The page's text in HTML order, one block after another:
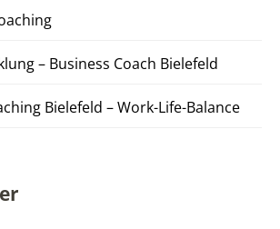
– Business Coach Bielefeld
Bielefeld – Work-Life-Balance